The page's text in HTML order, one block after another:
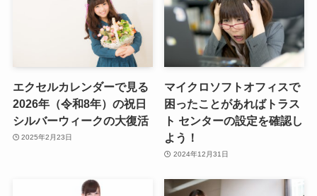
エクセルカレンダーで見る
2026年（令和8年）の祝日
シルバーウィークの大復活
2025年2月23日
マイクロソフトオフィスで
困ったことがあればトラス
ト センターの設定を確認し
よう！
2024年12月31日